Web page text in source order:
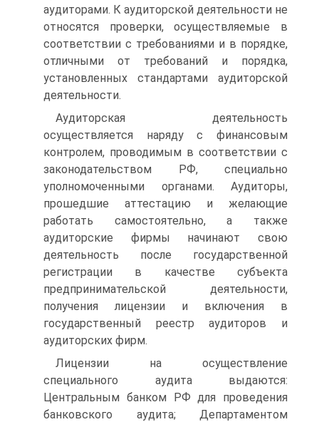
аудиторами. К аудиторской деятель­ности не
относятся проверки, осуществляемые в
соответствии с требова­ниями и в порядке,
отличными от требований и порядка,
установленных стандартами аудиторской
деятельности.
Аудиторская деятельность
осуществляется наряду с финансовым
контролем, проводимым в соответствии с
законодательством РФ, специа­льно
уполномоченными органами. Аудиторы,
прошедшие аттестацию и желающие
работать самостоятельно, а также
аудиторские фирмы начинают свою
деятельность после государственной
регистрации в качестве субъекта
предпринимательской деятельности,
получения лицензии и включения в
государственный реестр аудиторов и
аудиторских фирм.
Лицензии на осуществление
специального аудита выдаются:
Центральным банком РФ для проведения
банковского аудита; Департа­ментом